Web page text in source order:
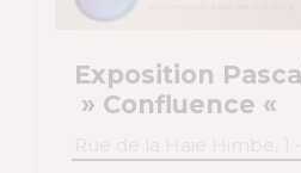
Exposition
» Confluence «